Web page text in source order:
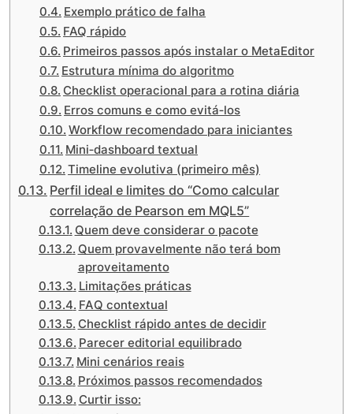
Exemplo prático de falha
FAQ rápido
Primeiros passos após instalar o MetaEditor
Estrutura mínima do algoritmo
Checklist operacional para a rotina diária
Erros comuns e como evitá‑los
Workflow recomendado para iniciantes
Mini‑dashboard textual
Timeline evolutiva (primeiro mês)
Perfil ideal e limites do “Como calcular
correlação de Pearson em MQL5”
Quem deve considerar o pacote
Quem provavelmente não terá bom
aproveitamento
Limitações práticas
FAQ contextual
Checklist rápido antes de decidir
Parecer editorial equilibrado
Mini cenários reais
Próximos passos recomendados
Curtir isso: